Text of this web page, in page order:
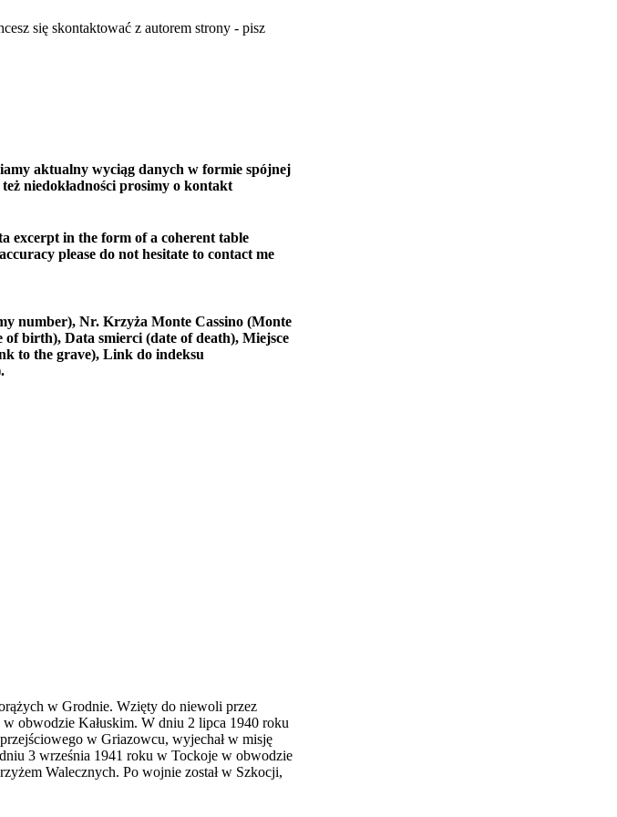
się skontaktować z autorem strony - pisz
aktualny wyciąg danych w formie spójnej
niedokładności prosimy o kontakt
excerpt in the form of a coherent table
please do not hesitate to contact me
number), Nr. Krzyża Monte Cassino (Monte
birth), Data smierci (date of death), Miejsce
to the grave), Link do indeksu
w Grodnie. Wzięty do niewoli przez
obwodzie Kałuskim. W dniu 2 lipca 1940 roku
w Griazowcu, wyjechał w misję
3 września 1941 roku w Tockoje w obwodzie
Walecznych. Po wojnie został w Szkocji,